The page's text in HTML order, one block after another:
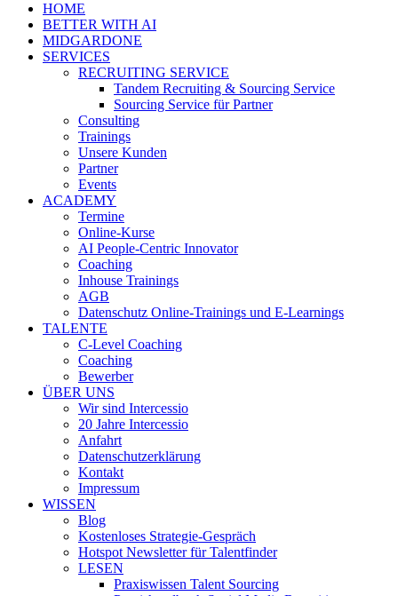
HOME
BETTER WITH AI
MIDGARDONE
SERVICES
RECRUITING SERVICE
Tandem Recruiting & Sourcing Service
Sourcing Service für Partner
Consulting
Trainings
Unsere Kunden
Partner
Events
ACADEMY
Termine
Online-Kurse
AI People-Centric Innovator
Coaching
Inhouse Trainings
AGB
Datenschutz Online-Trainings und E-Learnings
TALENTE
C-Level Coaching
Coaching
Bewerber
ÜBER UNS
Wir sind Intercessio
20 Jahre Intercessio
Anfahrt
Datenschutzerklärung
Kontakt
Impressum
WISSEN
Blog
Kostenloses Strategie-Gespräch
Hotspot Newsletter für Talentfinder
LESEN
Praxiswissen Talent Sourcing